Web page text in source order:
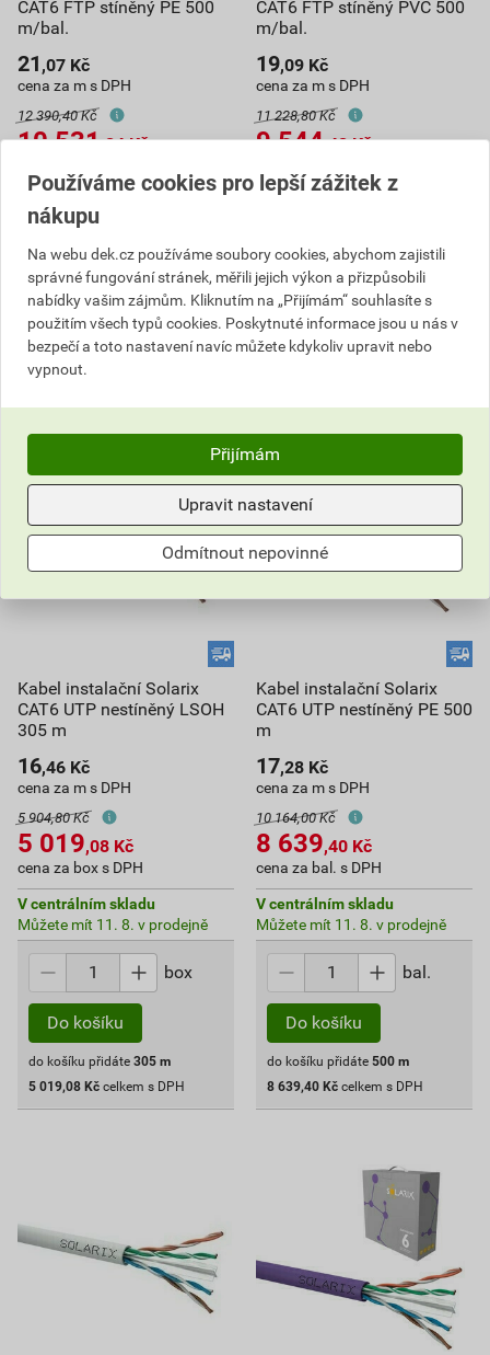
CAT6 FTP stíněný PE 500
m/bal.
21 ,07 Kč
cena za m s DPH
12 390,40 Kč
10 531,84Kč
Můžete mít 11. 8. v prodejně
bal.
Do košíku
do košíku přidáte
CAT6 FTP stíněný PVC 500
m/bal.
19,09 Kč
cena za m s DPH
11 228,80 Kč
9 544,48Kč
bal.
Do košíku
do košíku přidáte
Kabel instalační Solarix
CAT6 UTP nestíněný LSOH
305 m
16,46 Kč
cena za m s DPH
5 904,80 Kč
5 019,08 Kč
cena za box s DPH
V centrálním skladu
Můžete mít 11. 8. v prodejně
box
Do košíku
do košíku přidáte 305 m
5 019,08 Kč celkem s DPH
Kabel instalační Solarix
CAT6 UTP nestíněný PE 500
m
17,28 Kč
cena za m s DPH
10 164,00 Kč
8 639,40 Kč
cena za bal. s DPH
V centrálním skladu
Můžete mít 11. 8. v prodejně
bal.
Do košíku
do košíku přidáte 500 m
8 639,40 Kč celkem s DPH
Používáme cookies pro lepší zážitek z
nákupu
Na webu dek.cz používáme soubory cookies, abychom zajistili
správné fungování stránek, měřili jejich výkon a přizpůsobili
nabídky vašim zájmům. Kliknutím na „Přijímám“ souhlasíte s
použitím všech typů cookies. Poskytnuté informace jsou u nás v
bezpečí a toto nastavení navíc můžete kdykoliv upravit nebo
vypnout.
Přijímám
Upravit nastavení
Odmítnout nepovinné